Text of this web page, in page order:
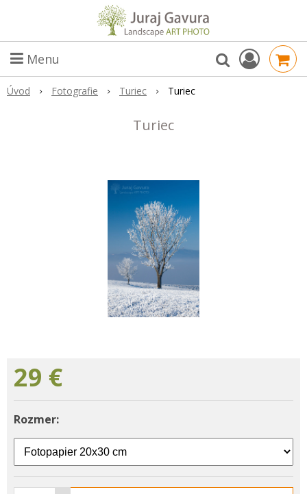
Menu
Úvod Fotografie Turiec Turiec
Turiec
29 €
Rozmer: